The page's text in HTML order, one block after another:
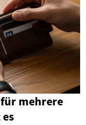
mehrere